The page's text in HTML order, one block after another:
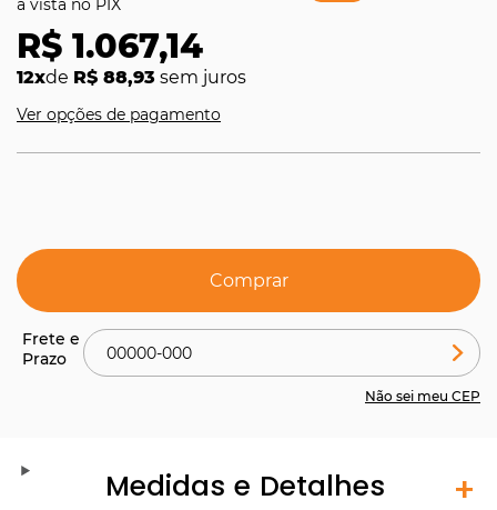
R$ 1.067,14
12xde R$ 88,93 sem juros
Ver opções de pagamento
Comprar
Não sei meu CEP
Medidas e Detalhes